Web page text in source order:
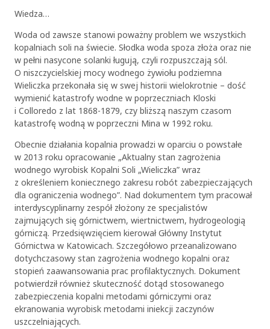
Wiedza…
Woda od zawsze stanowi poważny problem we wszystkich
kopalniach soli na świecie. Słodka woda spoza złoża oraz nie
w pełni nasycone solanki ługują, czyli rozpuszczają sól.
O niszczycielskiej mocy wodnego żywiołu podziemna
Wieliczka przekonała się w swej historii wielokrotnie – dość
wymienić katastrofy wodne w poprzeczniach Kloski
i Colloredo z lat 1868-1879, czy bliższą naszym czasom
katastrofę wodną w poprzeczni Mina w 1992 roku.
Obecnie działania kopalnia prowadzi w oparciu o powstałe
w 2013 roku opracowanie „Aktualny stan zagrożenia
wodnego wyrobisk Kopalni Soli „Wieliczka” wraz
z określeniem koniecznego zakresu robót zabezpieczających
dla ograniczenia wodnego”. Nad dokumentem tym pracował
interdyscyplinarny zespół złożony ze specjalistów
zajmujących się górnictwem, wiertnictwem, hydrogeologią
górniczą. Przedsięwzięciem kierował Główny Instytut
Górnictwa w Katowicach. Szczegółowo przeanalizowano
dotychczasowy stan zagrożenia wodnego kopalni oraz
stopień zaawansowania prac profilaktycznych. Dokument
potwierdził również skuteczność dotąd stosowanego
zabezpieczenia kopalni metodami górniczymi oraz
ekranowania wyrobisk metodami iniekcji zaczynów
uszczelniających.